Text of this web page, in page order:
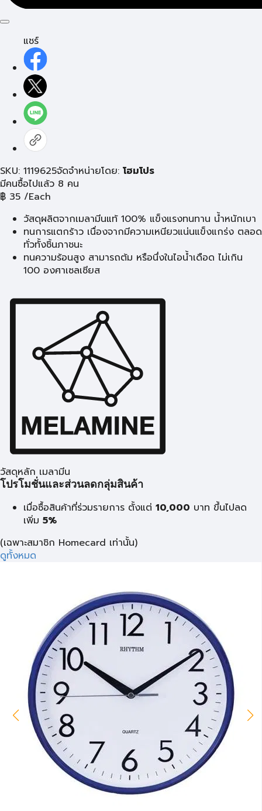
แชร์
SKU: 1119625จัดจำหน่ายโดย: โฮมโปร
มีคนซื้อไปแล้ว 8 คน
฿ 35 /Each
วัสดุผลิตจากเมลามีนแท้ 100% แข็งแรงทนทาน น้ำหนักเบา
ทนการแตกร้าว เนื่องจากมีความเหนียวแน่นแข็งแกร่ง ตลอด
ทั่วทั้งชิ้นภาชนะ
ทนความร้อนสูง สามารถต้ม หรือนึ่งในไอน้ำเดือด ไม่เกิน
100 องศาเซลเซียส
วัสดุหลัก เมลามีน
โปรโมชั่นและส่วนลดกลุ่มสินค้า
เมื่อซื้อสินค้าที่ร่วมรายการ ตั้งแต่ 10,000 บาท ขึ้นไปลด
เพิ่ม 5%
(เฉพาะสมาชิก Homecard เท่านั้น)
ดูทั้งหมด